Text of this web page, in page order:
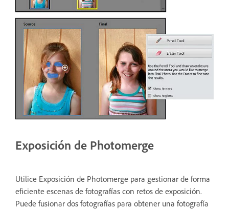
Exposición de Photomerge
Utilice Exposición de Photomerge para gestionar de forma
eficiente escenas de fotografías con retos de exposición.
Puede fusionar dos fotografías para obtener una fotografía